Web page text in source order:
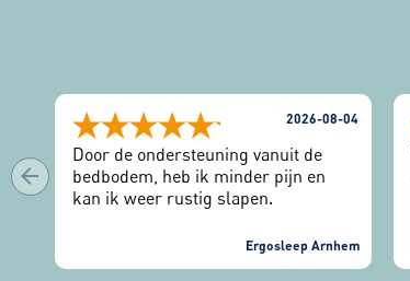
2026-08-04
Door de ondersteuning vanuit de
bedbodem, heb ik minder pijn en
kan ik weer rustig slapen.
Ergosleep Arnhem